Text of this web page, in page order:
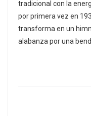
tradicional con la
por primera vez en
transforma en un
alabanza por una